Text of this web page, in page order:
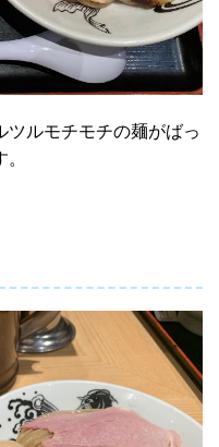
ツルモチモチの麺がばっ